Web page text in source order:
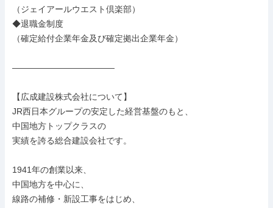
（ジェイアールウエスト倶楽部）
◆退職金制度
（確定給付企業年金及び確定拠出企業年金）
――――――――――――
【広成建設株式会社について】
JR西日本グループの安定した経営基盤のもと、
中国地方トップクラスの
実績を誇る総合建設会社です。
1941年の創業以来、
中国地方を中心に、
線路の補修・新設工事をはじめ、